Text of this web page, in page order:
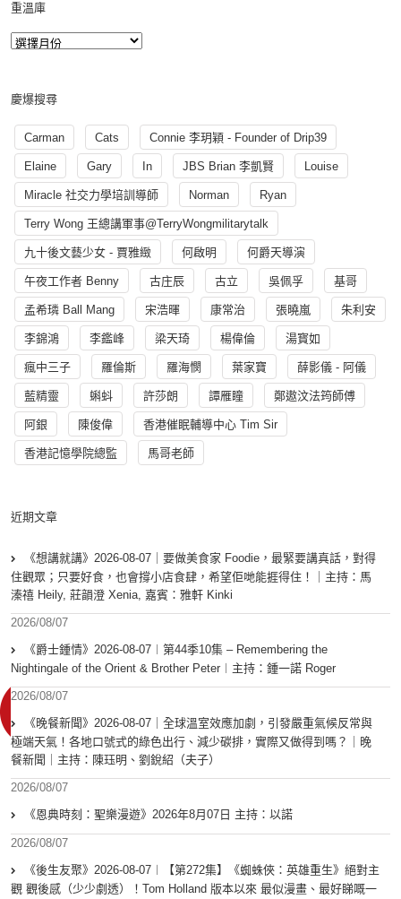
重溫庫
慶爆搜尋
Carman Cats Connie 李玥穎 - Founder of Drip39
Elaine Gary In JBS Brian 李凱賢 Louise
Miracle 社交力學培訓導師 Norman Ryan
Terry Wong 王總講軍事@TerryWongmilitarytalk
九十後文藝少女 - 賈雅緻 何啟明 何爵天導演
午夜工作者 Benny 古庄辰 古立 吳佩孚 基哥
孟希璘 Ball Mang 宋浩暉 康常治 張曉嵐 朱利安
李錦鴻 李鑑峰 梁天琦 楊偉倫 湯寳如
瘋中三子 羅倫斯 羅海憫 葉家寶 薛影儀 - 阿儀
藍精靈 蝌蚪 許莎朗 譚雁瞳 鄭遨汶法筠師傅
阿銀 陳俊偉 香港催眠輔導中心 Tim Sir
香港記憶學院總監 馬哥老師
近期文章
《想講就講》2026-08-07｜要做美食家 Foodie，最緊要講真話，對得
住觀眾；只要好食，也會撐小店食肆，希望佢哋能捱得住！｜主持：馬
溱禧 Heily, 莊韻澄 Xenia, 嘉賓：雅軒 Kinki
2026/08/07
《爵士鍾情》2026-08-07︱第44季10集 – Remembering the
Nightingale of the Orient & Brother Peter︱主持：鍾一諾 Roger
2026/08/07
《晚餐新聞》2026-08-07｜全球溫室效應加劇，引發嚴重氣候反常與
極端天氣！各地口號式的綠色出行、減少碳排，實際又做得到嗎？｜晚
餐新聞｜主持：陳珏明、劉銳紹（夫子）
2026/08/07
《恩典時刻：聖樂漫遊》2026年8月07日 主持：以諾
2026/08/07
《後生友聚》2026-08-07︱【第272集】《蜘蛛俠：英雄重生》絕對主
觀 觀後感（少少劇透）！Tom Holland 版本以來 最似漫畫、最好睇嘅一